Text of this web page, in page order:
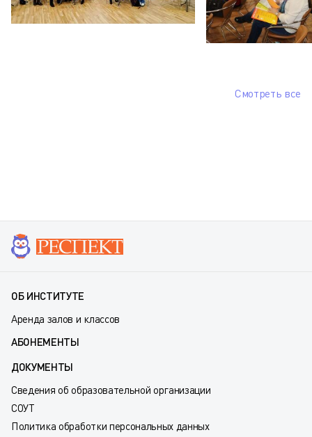
Смотреть все
ОБ ИНСТИТУТЕ
Аренда залов и классов
АБОНЕМЕНТЫ
ДОКУМЕНТЫ
Сведения об образовательной организации
СОУТ
Политика обработки персональных данных